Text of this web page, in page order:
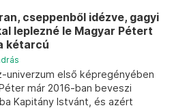
cseppenből idézve, gagyi
leplezné le Magyar Pétert
kétarcú
univerzum első képregényében
már 2016-ban beveszi
Kapitány Istvánt, és azért